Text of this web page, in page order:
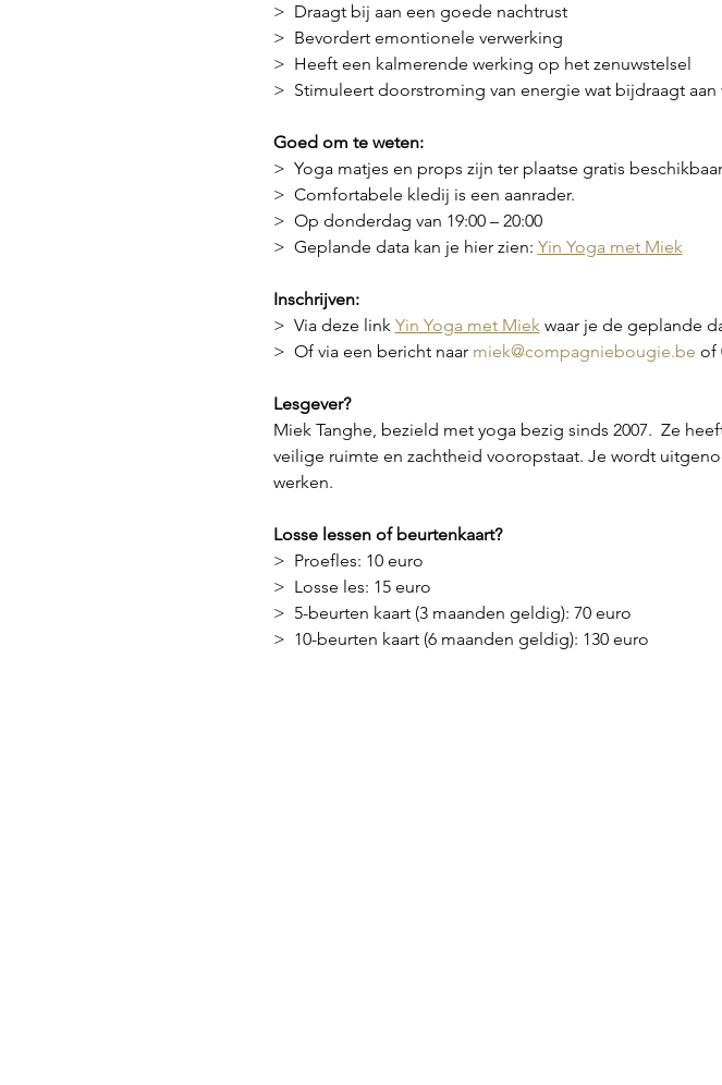
>  Draagt bij aan een goede nachtrust
>  Bevordert emontionele verwerking
>  Heeft een kalmerende werking op het zenuwstelsel
>  Stimuleert doorstroming van energie wat bijdraagt
Goed om te weten:
>  Yoga matjes en props zijn ter plaatse gratis
>  Comfortabele kledij is een aanrader.
>  Op donderdag van 19:00 – 20:00
>  Geplande data kan je hier zien: Yin Yoga met Miek
Inschrijven:
>  Via deze link Yin Yoga met Miek waar je de geplande
>  Of via een bericht naar miek@compagniebougie.be of
Lesgever?
Miek Tanghe, bezield met yoga bezig sinds 2007.  Ze
veilige ruimte en zachtheid vooropstaat. Je wordt
werken.
Losse lessen of beurtenkaart?
>  Proefles: 10 euro
>  Losse les: 15 euro
>  5-beurten kaart (3 maanden geldig): 70 euro
>  10-beurten kaart (6 maanden geldig): 130 euro